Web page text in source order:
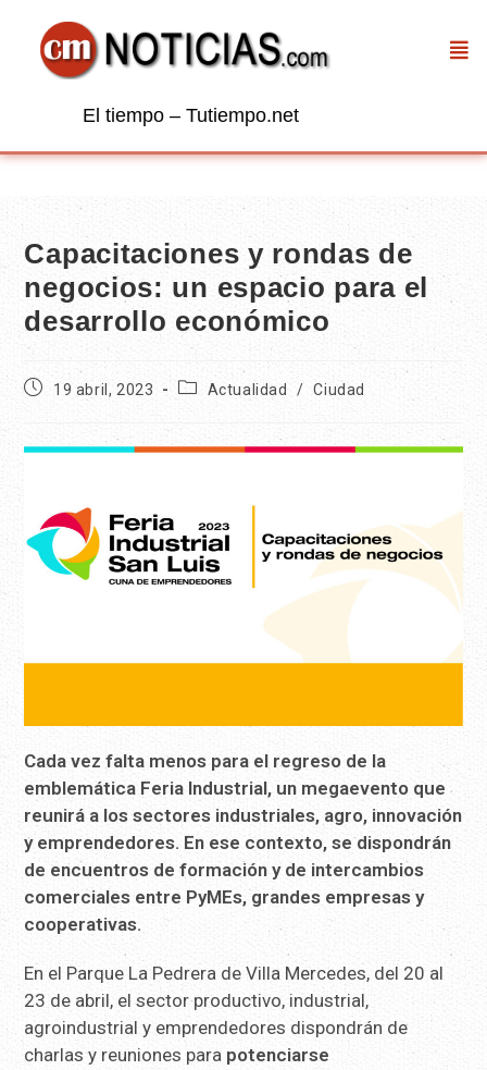
El tiempo – Tutiempo.net
Capacitaciones y rondas de
negocios: un espacio para el
desarrollo económico
19 abril, 2023 Actualidad / Ciudad
Cada vez falta menos para el regreso de la
emblemática Feria Industrial, un megaevento que
reunirá a los sectores industriales, agro, innovación
y emprendedores. En ese contexto, se dispondrán
de encuentros de formación y de intercambios
comerciales entre PyMEs, grandes empresas y
cooperativas.
En el Parque La Pedrera de Villa Mercedes, del 20 al
23 de abril, el sector productivo, industrial,
agroindustrial y emprendedores dispondrán de
charlas y reuniones para potenciarse